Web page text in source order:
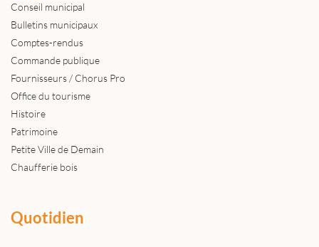
Conseil municipal
Bulletins municipaux
Comptes-rendus
Commande publique
Fournisseurs / Chorus Pro
Office du tourisme
Histoire
Patrimoine
Petite Ville de Demain
Chaufferie bois
Quotidien